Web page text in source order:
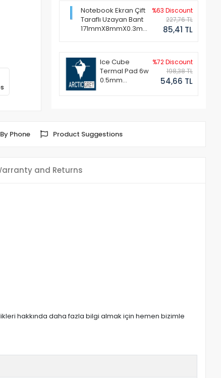
Notebook Ekran Çift
Taraflı Uzayan Bant
171mmX8mmX0.3mm
%63 Discount
227,76 TL
85,41 TL
Ice Cube
Termal Pad 6w
0.5mm
%72 Discount
198,38 TL
54,66 TL
Phone Product Suggestions
and Returns
hakkında daha fazla bilgi almak için hemen bizimle